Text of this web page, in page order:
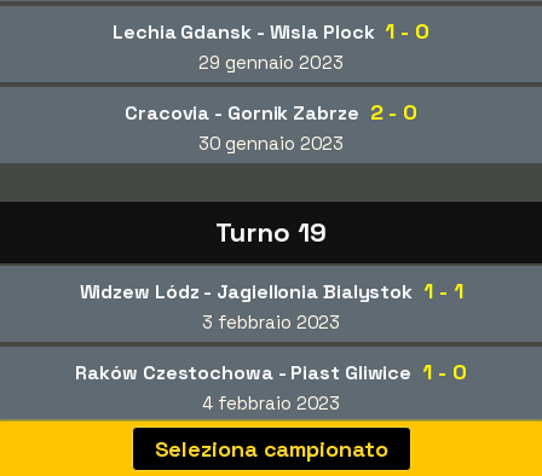
Lechia Gdansk - Wisla Plock 1 - 0
29 gennaio 2023
Cracovia - Gornik Zabrze 2 - 0
30 gennaio 2023
Turno 19
Widzew Lódz - Jagiellonia Bialystok 1 - 1
3 febbraio 2023
Raków Czestochowa - Piast Gliwice 1 - 0
4 febbraio 2023
Gornik Zabrze - Lechia Gdansk
Seleziona campionato